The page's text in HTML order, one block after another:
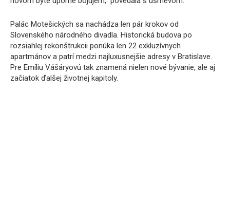
Palác Motešických sa nachádza len pár krokov od
Slovenského národného divadla. Historická budova po
rozsiahlej rekonštrukcii ponúka len 22 exkluzívnych
apartmánov a patrí medzi najluxusnejšie adresy v Bratislave.
Pre Emíliu Vášáryovú tak znamená nielen nové bývanie, ale aj
začiatok ďalšej životnej kapitoly.